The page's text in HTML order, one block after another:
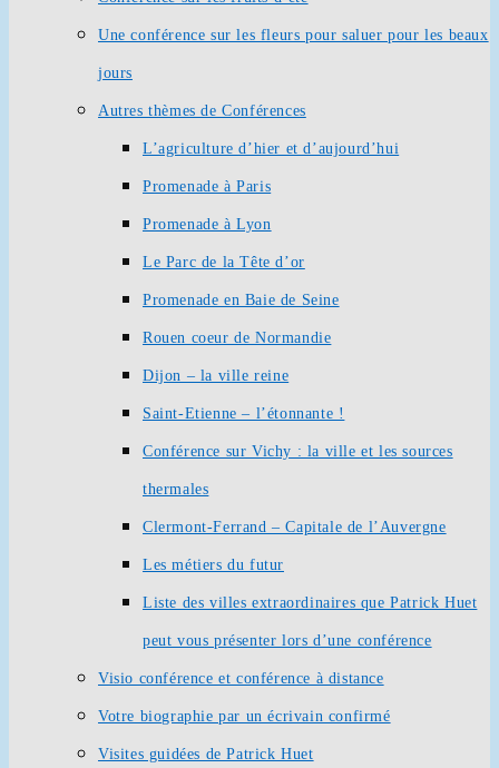
Une conférence sur les fleurs pour saluer pour les beaux
jours
Autres thèmes de Conférences
L’agriculture d’hier et d’aujourd’hui
Promenade à Paris
Promenade à Lyon
Le Parc de la Tête d’or
Promenade en Baie de Seine
Rouen coeur de Normandie
Dijon – la ville reine
Saint-Etienne – l’étonnante !
Conférence sur Vichy : la ville et les sources
thermales
Clermont-Ferrand – Capitale de l’Auvergne
Les métiers du futur
Liste des villes extraordinaires que Patrick Huet
peut vous présenter lors d’une conférence
Visio conférence et conférence à distance
Votre biographie par un écrivain confirmé
Visites guidées de Patrick Huet